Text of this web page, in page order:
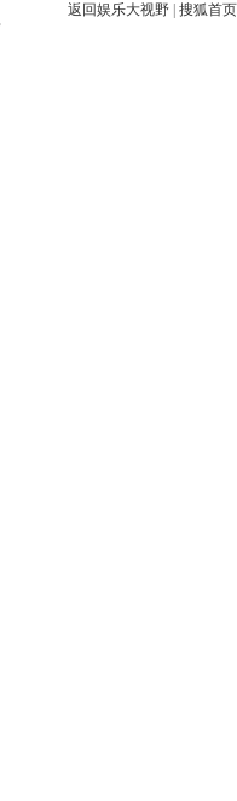
返回娱乐大视野 搜狐首页